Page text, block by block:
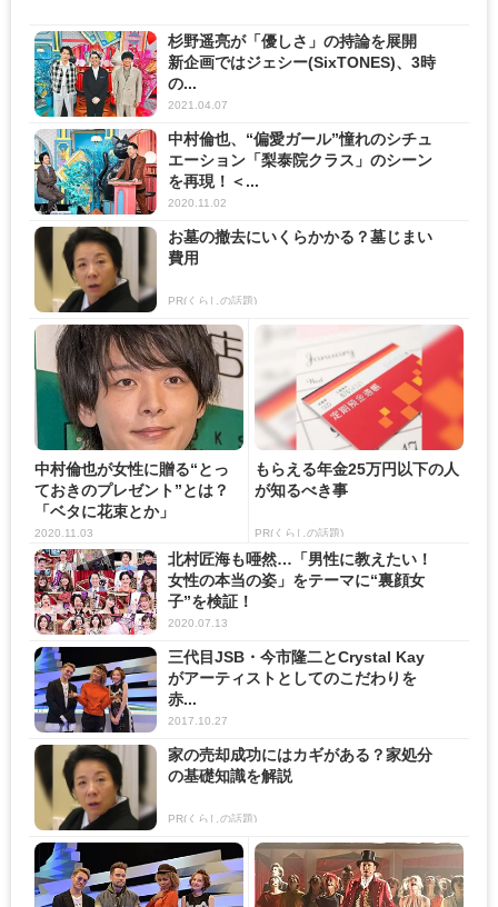
杉野遥亮が「優しさ」の持論を展開
新企画ではジェシー(SixTONES)、3時
の...
2021.04.07
中村倫也、“偏愛ガール”憧れのシチュ
エーション「梨泰院クラス」のシーン
を再現！＜...
2020.11.02
お墓の撤去にいくらかかる？墓じまい
費用
PR(くらしの話題)
中村倫也が女性に贈る“とっ
ておきのプレゼント”とは？
「ベタに花束とか」
2020.11.03
もらえる年金25万円以下の人
が知るべき事
PR(くらしの話題)
北村匠海も唖然…「男性に教えたい！
女性の本当の姿」をテーマに“裏顔女
子”を検証！
2020.07.13
三代目JSB・今市隆二とCrystal Kay
がアーティストとしてのこだわりを
赤...
2017.10.27
家の売却成功にはカギがある？家処分
の基礎知識を解説
PR(くらしの話題)